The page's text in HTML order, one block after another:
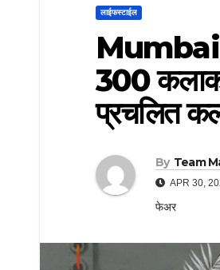
लाईफस्टाईल
Mumbai
300
प्रचलित
By Team
APR 30,
फेअर